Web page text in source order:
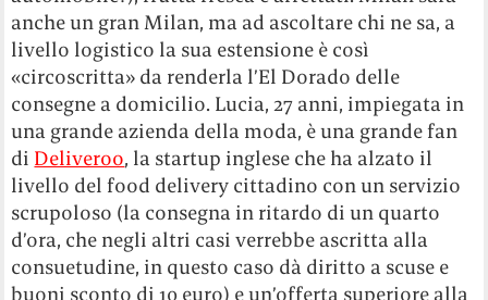
anche un gran Milan, ma ad ascoltare chi ne sa, a
livello logistico la sua estensione è così
«circoscritta» da renderla l’El Dorado delle
consegne a domicilio. Lucia, 27 anni, impiegata in
una grande azienda della moda, è una grande fan
di Deliveroo, la startup inglese che ha alzato il
livello del food delivery cittadino con un servizio
scrupoloso (la consegna in ritardo di un quarto
d’ora, che negli altri casi verrebbe ascritta alla
consuetudine, in questo caso dà diritto a scuse e
buoni sconto di 10 euro) e un’offerta superiore alla